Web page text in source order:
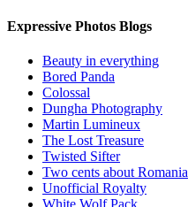
Expressive Photos Blogs
Beauty in everything
Bored Panda
Colossal
Dungha Photography
Martin Lumineux
The Lost Treasure
Twisted Sifter
Two cents about Romania
Unofficial Royalty
White Wolf Pack